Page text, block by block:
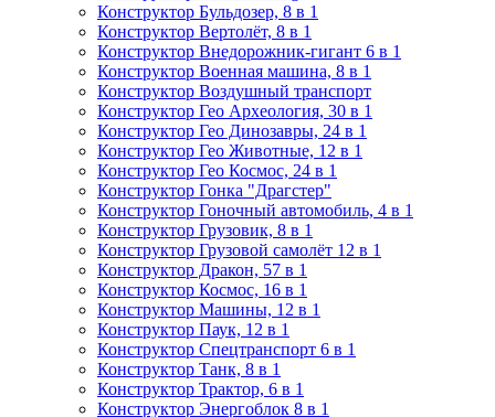
Конструктор Бульдозер, 8 в 1
Конструктор Вертолёт, 8 в 1
Конструктор Внедорожник-гигант 6 в 1
Конструктор Военная машина, 8 в 1
Конструктор Воздушный транспорт
Конструктор Гео Археология, 30 в 1
Конструктор Гео Динозавры, 24 в 1
Конструктор Гео Животные, 12 в 1
Конструктор Гео Космос, 24 в 1
Конструктор Гонка "Драгстер"
Конструктор Гоночный автомобиль, 4 в 1
Конструктор Грузовик, 8 в 1
Конструктор Грузовой самолёт 12 в 1
Конструктор Дракон, 57 в 1
Конструктор Космос, 16 в 1
Конструктор Машины, 12 в 1
Конструктор Паук, 12 в 1
Конструктор Спецтранспорт 6 в 1
Конструктор Танк, 8 в 1
Конструктор Трактор, 6 в 1
Конструктор Энергоблок 8 в 1